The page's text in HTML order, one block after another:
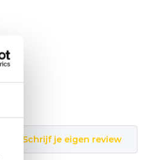
Schrijf je eigen review